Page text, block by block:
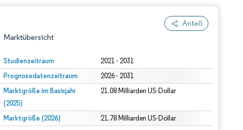
Anteil
Marktübersicht
Studienzeitraum 2021 - 2031
Prognosedatenzeitraum 2026 - 2031
Marktgröße im Basisjahr
(2025)
21.08 Milliarden US-Dollar
Marktgröße (2026) 21.78 Milliarden US-Dollar